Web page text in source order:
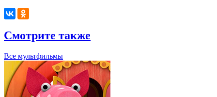
Смотрите также
Все мультфильмы